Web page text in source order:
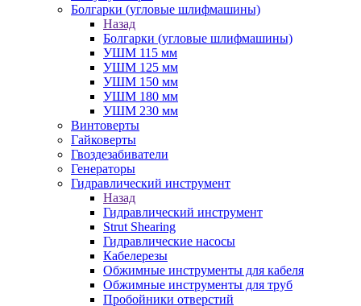
Болгарки (угловые шлифмашины)
Назад
Болгарки (угловые шлифмашины)
УШМ 115 мм
УШМ 125 мм
УШМ 150 мм
УШМ 180 мм
УШМ 230 мм
Винтоверты
Гайковерты
Гвоздезабиватели
Генераторы
Гидравлический инструмент
Назад
Гидравлический инструмент
Strut Shearing
Гидравлические насосы
Кабелерезы
Обжимные инструменты для кабеля
Обжимные инструменты для труб
Пробойники отверстий